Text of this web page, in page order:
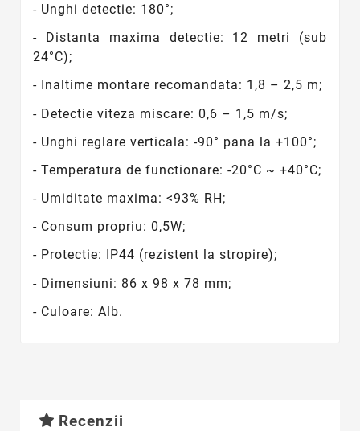
- Unghi detectie: 180°;
- Distanta maxima detectie: 12 metri (sub
24°C);
- Inaltime montare recomandata: 1,8 – 2,5 m;
- Detectie viteza miscare: 0,6 – 1,5 m/s;
- Unghi reglare verticala: -90° pana la +100°;
- Temperatura de functionare: -20°C ~ +40°C;
- Umiditate maxima: <93% RH;
- Consum propriu: 0,5W;
- Protectie: IP44 (rezistent la stropire);
- Dimensiuni: 86 x 98 x 78 mm;
- Culoare: Alb.
Recenzii